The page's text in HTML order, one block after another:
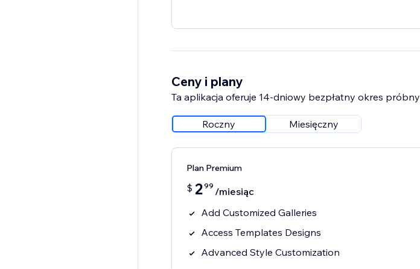
Ceny i plany
Ta aplikacja oferuje 14-dniowy bezpłatny okres próbny
Roczny Miesięczny
Plan Premium
$ 299 /miesiąc
Add Customized Galleries
Access Templates Designs
Advanced Style Customization